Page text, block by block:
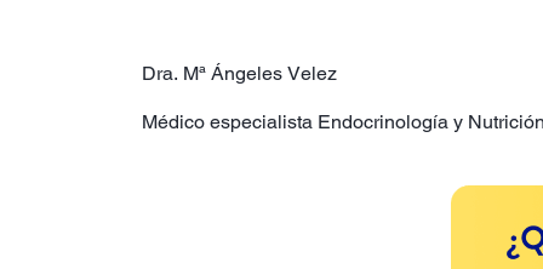
Dra. Mª Ángeles Velez
Médico especialista Endocrinología y